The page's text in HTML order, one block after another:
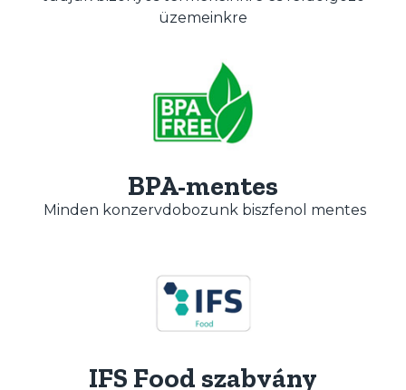
üzemeinkre
BPA-mentes
Minden konzervdobozunk biszfenol mentes
IFS Food szabvány